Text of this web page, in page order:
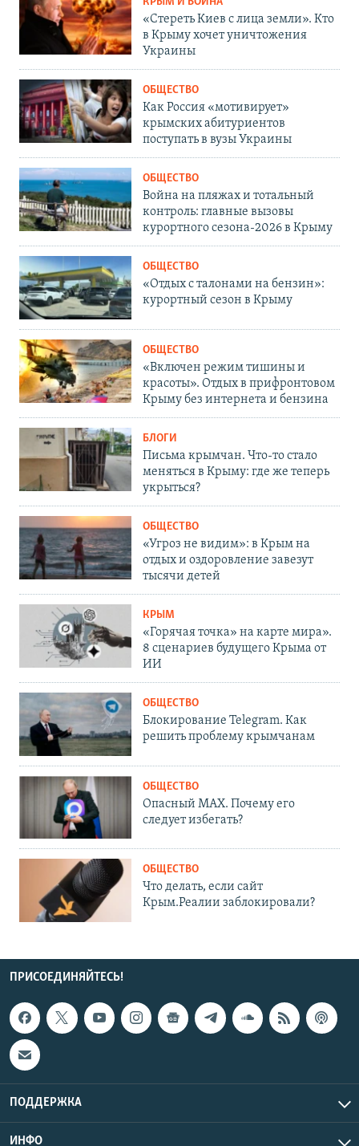
«Стереть Киев с лица земли». Кто
в Крыму хочет уничтожения
Украины
ОБЩЕСТВО
Как Россия «мотивирует»
крымских абитуриентов
поступать в вузы Украины
ОБЩЕСТВО
Война на пляжах и тотальный
контроль: главные вызовы
курортного сезона-2026 в Крыму
ОБЩЕСТВО
«Отдых с талонами на бензин»:
курортный сезон в Крыму
ОБЩЕСТВО
«Включен режим тишины и
красоты». Отдых в прифронтовом
Крыму без интернета и бензина
БЛОГИ
Письма крымчан. Что-то стало
меняться в Крыму: где же теперь
укрыться?
ОБЩЕСТВО
«Угроз не видим»: в Крым на
отдых и оздоровление завезут
тысячи детей
КРЫМ
«Горячая точка» на карте мира».
8 сценариев будущего Крыма от
ИИ
ОБЩЕСТВО
Блокирование Telegram. Как
решить проблему крымчанам
ОБЩЕСТВО
Опасный MAX. Почему его
следует избегать?
ОБЩЕСТВО
Что делать, если сайт
Крым.Реалии заблокировали?
ПРИСОЕДИНЯЙТЕСЬ!
ПОДДЕРЖКА
ИНФО